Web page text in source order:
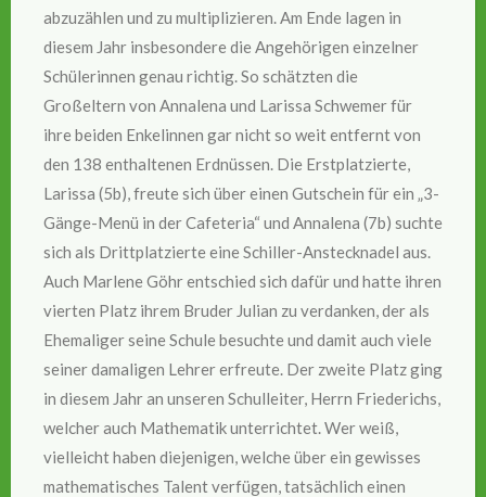
abzuzählen und zu multiplizieren. Am Ende lagen in
diesem Jahr insbesondere die Angehörigen einzelner
Schülerinnen genau richtig. So schätzten die
Großeltern von Annalena und Larissa Schwemer für
ihre beiden Enkelinnen gar nicht so weit entfernt von
den 138 enthaltenen Erdnüssen. Die Erstplatzierte,
Larissa (5b), freute sich über einen Gutschein für ein „3-
Gänge-Menü in der Cafeteria“ und Annalena (7b) suchte
sich als Drittplatzierte eine Schiller-Anstecknadel aus.
Auch Marlene Göhr entschied sich dafür und hatte ihren
vierten Platz ihrem Bruder Julian zu verdanken, der als
Ehemaliger seine Schule besuchte und damit auch viele
seiner damaligen Lehrer erfreute. Der zweite Platz ging
in diesem Jahr an unseren Schulleiter, Herrn Friederichs,
welcher auch Mathematik unterrichtet. Wer weiß,
vielleicht haben diejenigen, welche über ein gewisses
mathematisches Talent verfügen, tatsächlich einen